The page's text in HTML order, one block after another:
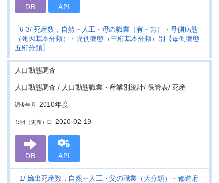
DB API
6-3 死産数，自然－人工・母の職業（有－無）・母側病態
（死因基本分類）・児側病態（三桁基本分類）別【母側病態
五桁分類】
人口動態調査
人口動態調査 / 人口動態職業・産業別統計/ 保管表/ 死産
調査年月 2010年度
公開（更新）日 2020-02-19
DB API
1 嫡出死産数，自然ー人工・父の職業（大分類）・都道府